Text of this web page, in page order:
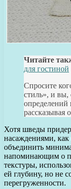
Читайте
для гостиной
Спросите
стиль», и вы,
определений
рассказывая
Хотя шведы
насаждениями,
объединить
напоминающим о
текстуры,
ей глубину, но не
перегруженности.